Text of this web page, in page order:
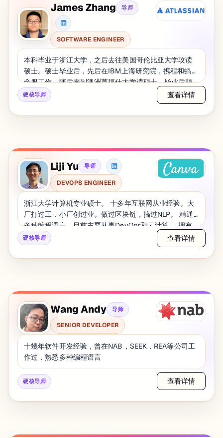
James Zhang 导师
SOFTWARE ENGINEER
本科毕业于浙江大学，之后去往美国哥伦比亚大学攻读
硕士。硕士毕业后，先后在IBM上海研究院，携程和蚂蚁
金服工作。随后来到澳洲莫那什大学读硕士，毕业后顺
利拿到绿卡。在许多家不同规模、不同行业的公司做过
开发工作，有着丰富的面试经历，拿到过很多的Offer，
诸如Canva、Macquarie Group等，对于选Offer、谈薪
案。他在微服务架构、数据处理及云计算方面拥有丰富
的经验，擅长使用 Java、Kotlin、Spring Framework ，
在加入 Atlassian 之前，James 曾在 Booktopia 担任
Java 开发工程师，负责电商平台的开发与优化，主导了
多线程定价引擎的重构。他还在 GloBird Energy 和
Savagebull 担任 Web 开发工程师，积累了丰富的前端
和后端开发经验，擅长基于 React、Node.js、MySQL
等技术栈构建功能完善的企业应用。 James 拥有墨尔本
大学信息技术硕士学位，并在哥伦比亚大学攻读电气与
通信工程硕士学位，在浙江大学完成信息工程学士学
位，期间多次荣获学术奖项。
硬核导师 查看详情
Liji Yu 导师
DEVOPS ENGINEER
浙江大学计算机专业硕士。 十多年互联网从业经验。大
厂打过工，小厂创过业。做过区块链，搞过NLP。 精通
多种编程语言，目前主要从事DevOps和云计算。 拥有
CKA证书。
硬核导师 查看详情
Wang Andy 导师
SENIOR DEVELOPER
十幾年软件开发经验，曾在NAB，SEEK，REA等公司工
作过，熟悉多种编程语言
硬核导师 查看详情